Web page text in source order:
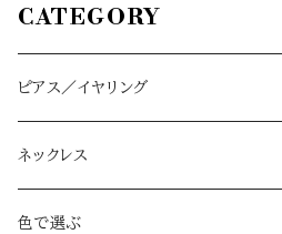
CATEGORY
ピアス／イヤリング
ハーフムーン L/M
アイボリー
ドロップ大
ネックレス
色で選ぶ